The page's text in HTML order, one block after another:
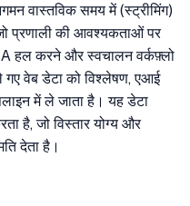
वास्तविक समय में (स्ट्रीमिंग)
प्रणाली की आवश्यकताओं पर
हल करने और स्वचालन वर्कफ़्लो
वेब डेटा को विश्लेषण, एआई
में ले जाता है। यह डेटा
है, जो विस्तार योग्य और
देता है।